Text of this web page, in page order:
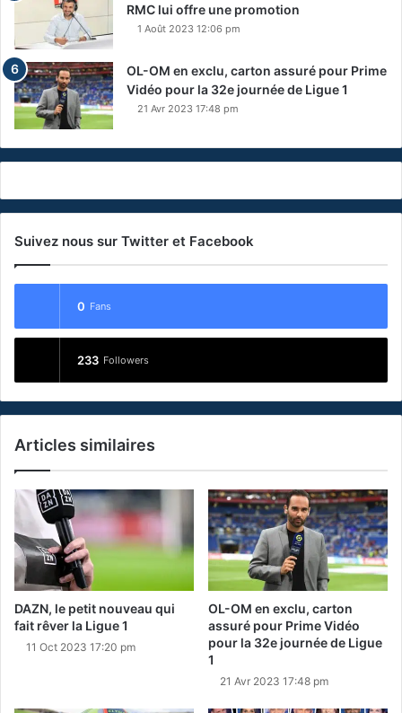
RMC lui offre une promotion
1 Août 2023 12:06 pm
OL-OM en exclu, carton assuré pour Prime
Vidéo pour la 32e journée de Ligue 1
21 Avr 2023 17:48 pm
Suivez nous sur Twitter et Facebook
0 Fans
233 Followers
Articles similaires
DAZN, le petit nouveau qui
fait rêver la Ligue 1
11 Oct 2023 17:20 pm
OL-OM en exclu, carton
assuré pour Prime Vidéo
pour la 32e journée de Ligue
1
21 Avr 2023 17:48 pm